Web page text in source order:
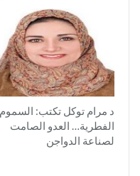
د مرام توكل تكتب: السموم
الفطرية… العدو الصامت
لصناعة الدواجن